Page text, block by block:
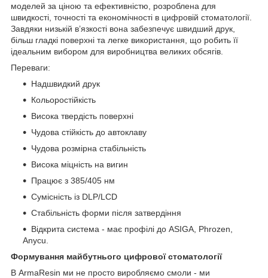
моделей за ціною та ефективністю, розроблена для
швидкості, точності та економічності в цифровій стоматології.
Завдяки низькій в’язкості вона забезпечує швидший друк,
більш гладкі поверхні та легке використання, що робить її
ідеальним вибором для виробництва великих обсягів.
Переваги:
Надшвидкий друк
Кольоростійкість
Висока твердість поверхні
Чудова стійкість до автоклаву
Чудова розмірна стабільність
Висока міцність на вигин
Працює з 385/405 нм
Сумісність із DLP/LCD
Стабільність форми після затвердіння
Відкрита система - має профілі до ASIGA, Phrozen,
Anycu.
Формування майбутнього цифрової стоматології
В ArmaResin ми не просто виробляємо смоли - ми